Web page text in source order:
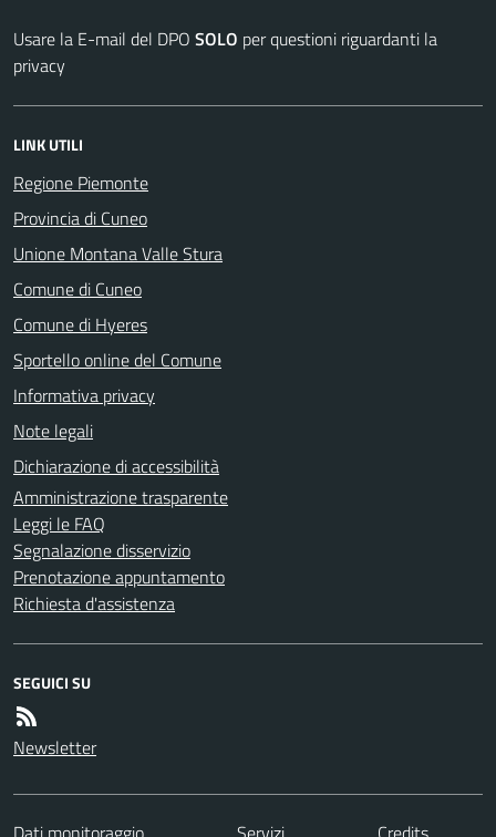
Usare la E-mail del DPO SOLO per questioni riguardanti la
privacy
LINK UTILI
Regione Piemonte
Provincia di Cuneo
Unione Montana Valle Stura
Comune di Cuneo
Comune di Hyeres
Sportello online del Comune
Informativa privacy
Note legali
Dichiarazione di accessibilità
Amministrazione trasparente
Leggi le FAQ
Segnalazione disservizio
Prenotazione appuntamento
Richiesta d'assistenza
SEGUICI SU
Newsletter